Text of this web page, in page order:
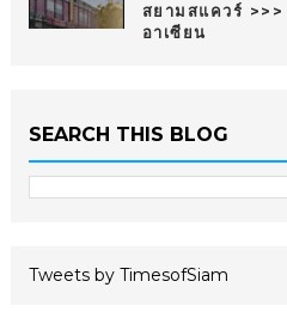
สยามสแควร์
อาเซียน
SEARCH THIS BLOG
Tweets by TimesofSiam